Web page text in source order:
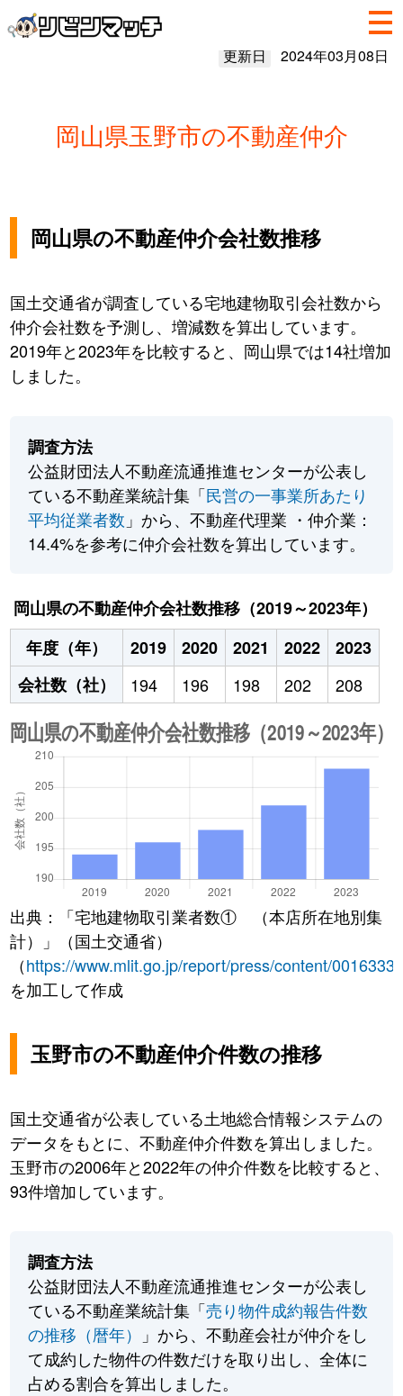
更新日 2024年03月08日
岡山県玉野市の不動産仲介
岡山県の不動産仲介会社数推移
国土交通省が調査している宅地建物取引会社数から
仲介会社数を予測し、増減数を算出しています。
2019年と2023年を比較すると、岡山県では14社増加
しました。
調査方法
公益財団法人不動産流通推進センターが公表し
ている不動産業統計集「民営の一事業所あたり
平均従業者数 」から、不動産代理業 ・仲介業：
14.4%を参考に仲介会社数を算出しています。
岡山県の不動産仲介会社数推移（2019～2023年）
年度（年）
2019 2020 2021 2022
2023
会社数（社）
194 196 198 202 208
出典：「宅地建物取引業者数① （本店所在地別集
計）」（国土交通省）
（https://www.mlit.go.jp/report/press/content/
を加工して作成
玉野市の不動産仲介件数の推移
国土交通省が公表している土地総合情報システムの
データをもとに、不動産仲介件数を算出しました。
玉野市の2006年と2022年の仲介件数を比較すると、
93件増加しています。
調査方法
公益財団法人不動産流通推進センターが公表し
ている不動産業統計集「売り物件成約報告件数
の推移（暦年）
」から、不動産会社が仲介をし
て成約した物件の件数だけを取り出し、全体に
占める割合を算出しました。